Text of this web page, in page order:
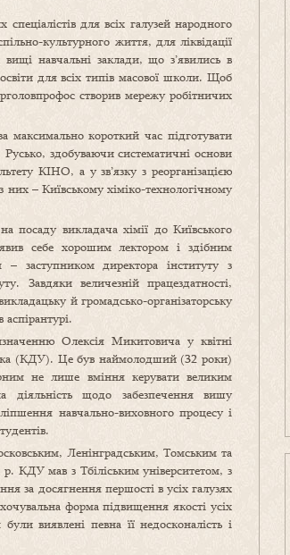
спеціалістів для всіх галузей народного
культурного життя, для ліквідації
навчальні заклади, що з’явились в
для всіх типів масової школи. Щоб
створив мережу робітничих
короткий час підготувати
здобуваючи систематичні основи
КІНО, а у зв’язку з реорганізацією
– Київському хіміко-технологічному
посаду викладача хімії до Київського
себе хорошим лектором і здібним
заступником директора інституту з
Завдяки величезній працездатності,
й громадсько-організаторську
Олексія Микитовича у квітні
(КДУ). Це був наймолодший (32 роки)
не лише вміння керувати великим
діяльність щодо забезпечення вишу
навчально-виховного процесу і
Ленінградським, Томським та
КДУ мав з Тбіліським університетом, з
за досягнення першості в усіх галузях
форма підвищення якості усіх
виявлені певна її недосконалість і